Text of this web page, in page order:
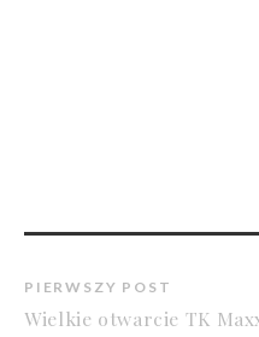
PIERWSZY POST
Wielkie otwarcie TK